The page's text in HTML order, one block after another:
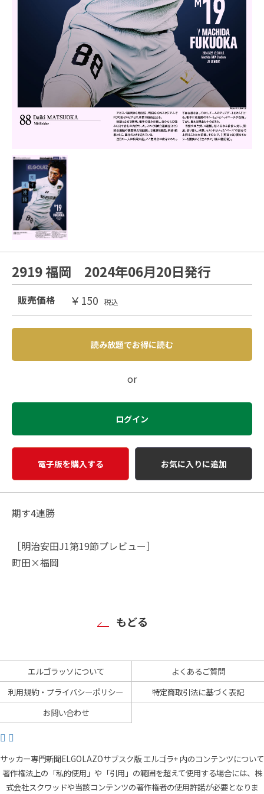
2919 福岡 2024年06月20日発行
販売価格 ￥150 税込
読み放題でお得に読む
or
ログイン
電子版を購入する お気に入りに追加
期す4連勝
［明治安田J1第19節プレビュー］
町田×福岡
もどる
エルゴラッソについて
よくあるご質問
利用規約・プライバシーポリシー
特定商取引法に基づく表記
お問い合わせ
サッカー専門新聞ELGOLAZOサブスク版 エルゴラ+ 内のコンテンツについて
著作権法上の「私的使用」や「引用」の範囲を超えて使用する場合には、株
式会社スクワッドや当該コンテンツの著作権者の使用許諾が必要となりま